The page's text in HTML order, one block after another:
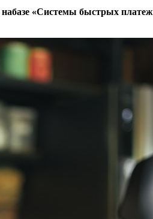
набазе «Системы быстрых